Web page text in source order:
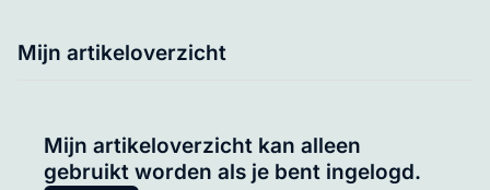
Mijn artikeloverzicht
Mijn artikeloverzicht kan alleen
gebruikt worden als je bent ingelogd.